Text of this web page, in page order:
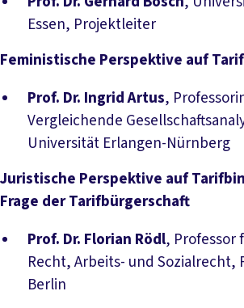
Essen, Projektleiter
Feministische Perspektive auf
Prof. Dr. Ingrid Artus,
Vergleichende
Universität Erlangen-Nürnberg
Juristische Perspektive auf
Frage der Tarifbürgerschaft
Prof. Dr. Florian Rödl, Professor
Recht, Arbeits- und Sozialrecht,
Berlin